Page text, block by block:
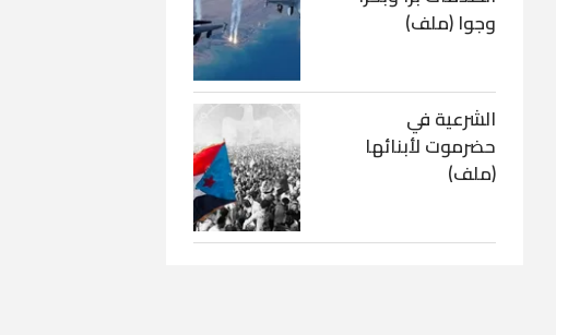
وجوا (ملف)
الشرعية في
حضرموت لأبنائها
(ملف)